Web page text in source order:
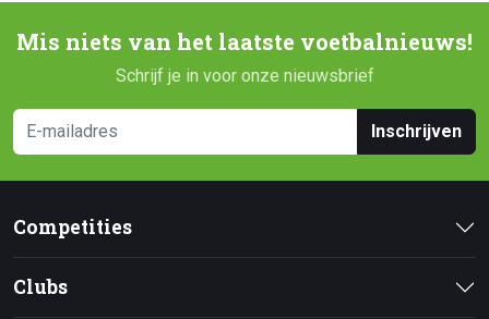
Mis niets van het laatste voetbalnieuws!
Schrijf je in voor onze nieuwsbrief
Inschrijven
Competities
Clubs